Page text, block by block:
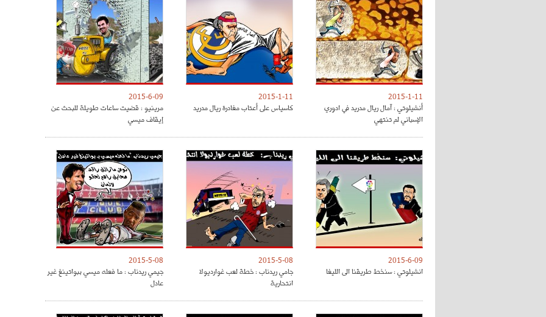
2015-1-11
أنشيلوتي : آمال ريال مدريد في ادوري
الإسباني لم تنتهي
2015-1-11
كاسياس على أعتاب مغادرة ريال مدريد
2015-6-09
مرينيو : قضيت ساعات طويلة للبحث عن
إيقاف ميسي
2015-6-09
انشيلوتي : سنخط طريقنا الى الليغا
2015-5-08
جامي ريدناب : خطة لعب غوارديولا
انتحارية
2015-5-08
جيمي ريدناب : ما فعله ميسي ببواتينغ غير
عادل